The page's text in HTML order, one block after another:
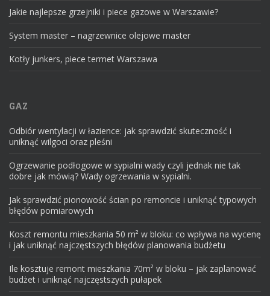
Jakie najlepsze grzejniki i piece gazowe w Warszawie?
System master – nagrzewnice olejowe master
Kotły junkers, piece termet Warszawa
GAZ
Odbiór wentylacji w łazience: jak sprawdzić skuteczność i
uniknąć wilgoci oraz pleśni
Ogrzewanie podłogowe w sypialni wady czyli jednak nie tak
dobre jak mówią? Wady ogrzewania w sypialni.
Jak sprawdzić pionowość ścian po remoncie i uniknąć typowych
błędów pomiarowych
Koszt remontu mieszkania 50 m² w bloku: co wpływa na wycenę
i jak uniknąć najczęstszych błędów planowania budżetu
Ile kosztuje remont mieszkania 70m² w bloku – jak zaplanować
budżet i uniknąć najczęstszych pułapek